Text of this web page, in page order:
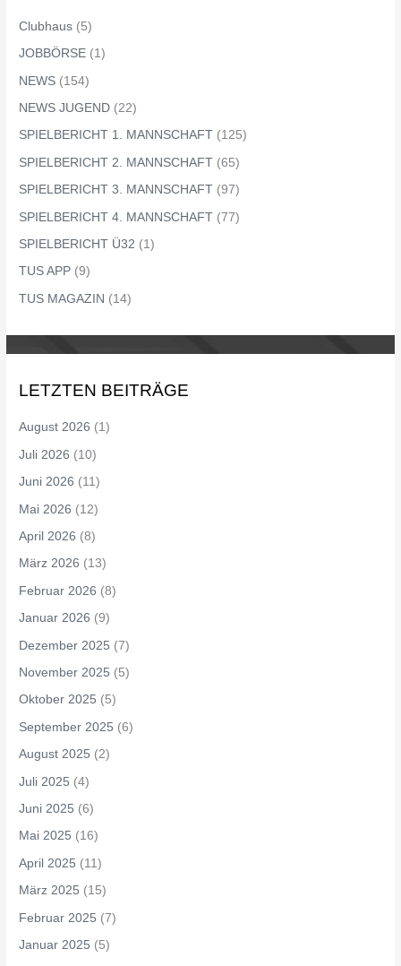
Clubhaus (5)
JOBBÖRSE (1)
NEWS (154)
NEWS JUGEND (22)
SPIELBERICHT 1. MANNSCHAFT (125)
SPIELBERICHT 2. MANNSCHAFT (65)
SPIELBERICHT 3. MANNSCHAFT (97)
SPIELBERICHT 4. MANNSCHAFT (77)
SPIELBERICHT Ü32 (1)
TUS APP (9)
TUS MAGAZIN (14)
LETZTEN BEITRÄGE
August 2026 (1)
Juli 2026 (10)
Juni 2026 (11)
Mai 2026 (12)
April 2026 (8)
März 2026 (13)
Februar 2026 (8)
Januar 2026 (9)
Dezember 2025 (7)
November 2025 (5)
Oktober 2025 (5)
September 2025 (6)
August 2025 (2)
Juli 2025 (4)
Juni 2025 (6)
Mai 2025 (16)
April 2025 (11)
März 2025 (15)
Februar 2025 (7)
Januar 2025 (5)